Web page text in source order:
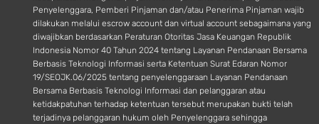
Penyelenggara, Pemberi Pinjaman dan/atau Penerima Pinjaman wajib
dilakukan melalui escrow account dan virtual account sebagaimana yang
diwajibkan berdasarkan Peraturan Otoritas Jasa Keuangan Republik
Indonesia Nomor 40 Tahun 2024 tentang Layanan Pendanaan Bersama
Berbasis Teknologi Informasi serta Ketentuan Surat Edaran Nomor
19/SEOJK.06/2025 tentang penyelenggaraan Layanan Pendanaan
Bersama Berbasis Teknologi Informasi dan pelanggaran atau
ketidakpatuhan terhadap ketentuan tersebut merupakan bukti telah
terjadinya pelanggaran hukum oleh Penyelenggara sehingga